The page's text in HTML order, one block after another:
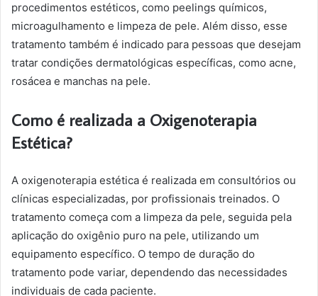
procedimentos estéticos, como peelings químicos,
microagulhamento e limpeza de pele. Além disso, esse
tratamento também é indicado para pessoas que desejam
tratar condições dermatológicas específicas, como acne,
rosácea e manchas na pele.
Como é realizada a Oxigenoterapia
Estética?
A oxigenoterapia estética é realizada em consultórios ou
clínicas especializadas, por profissionais treinados. O
tratamento começa com a limpeza da pele, seguida pela
aplicação do oxigênio puro na pele, utilizando um
equipamento específico. O tempo de duração do
tratamento pode variar, dependendo das necessidades
individuais de cada paciente.